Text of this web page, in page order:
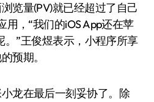
览量(PV)就已经超过了自己
用，“我们的iOS App还在苹
。”王俊煜表示，小程序所享
预期。
在最后一刻妥协了。除